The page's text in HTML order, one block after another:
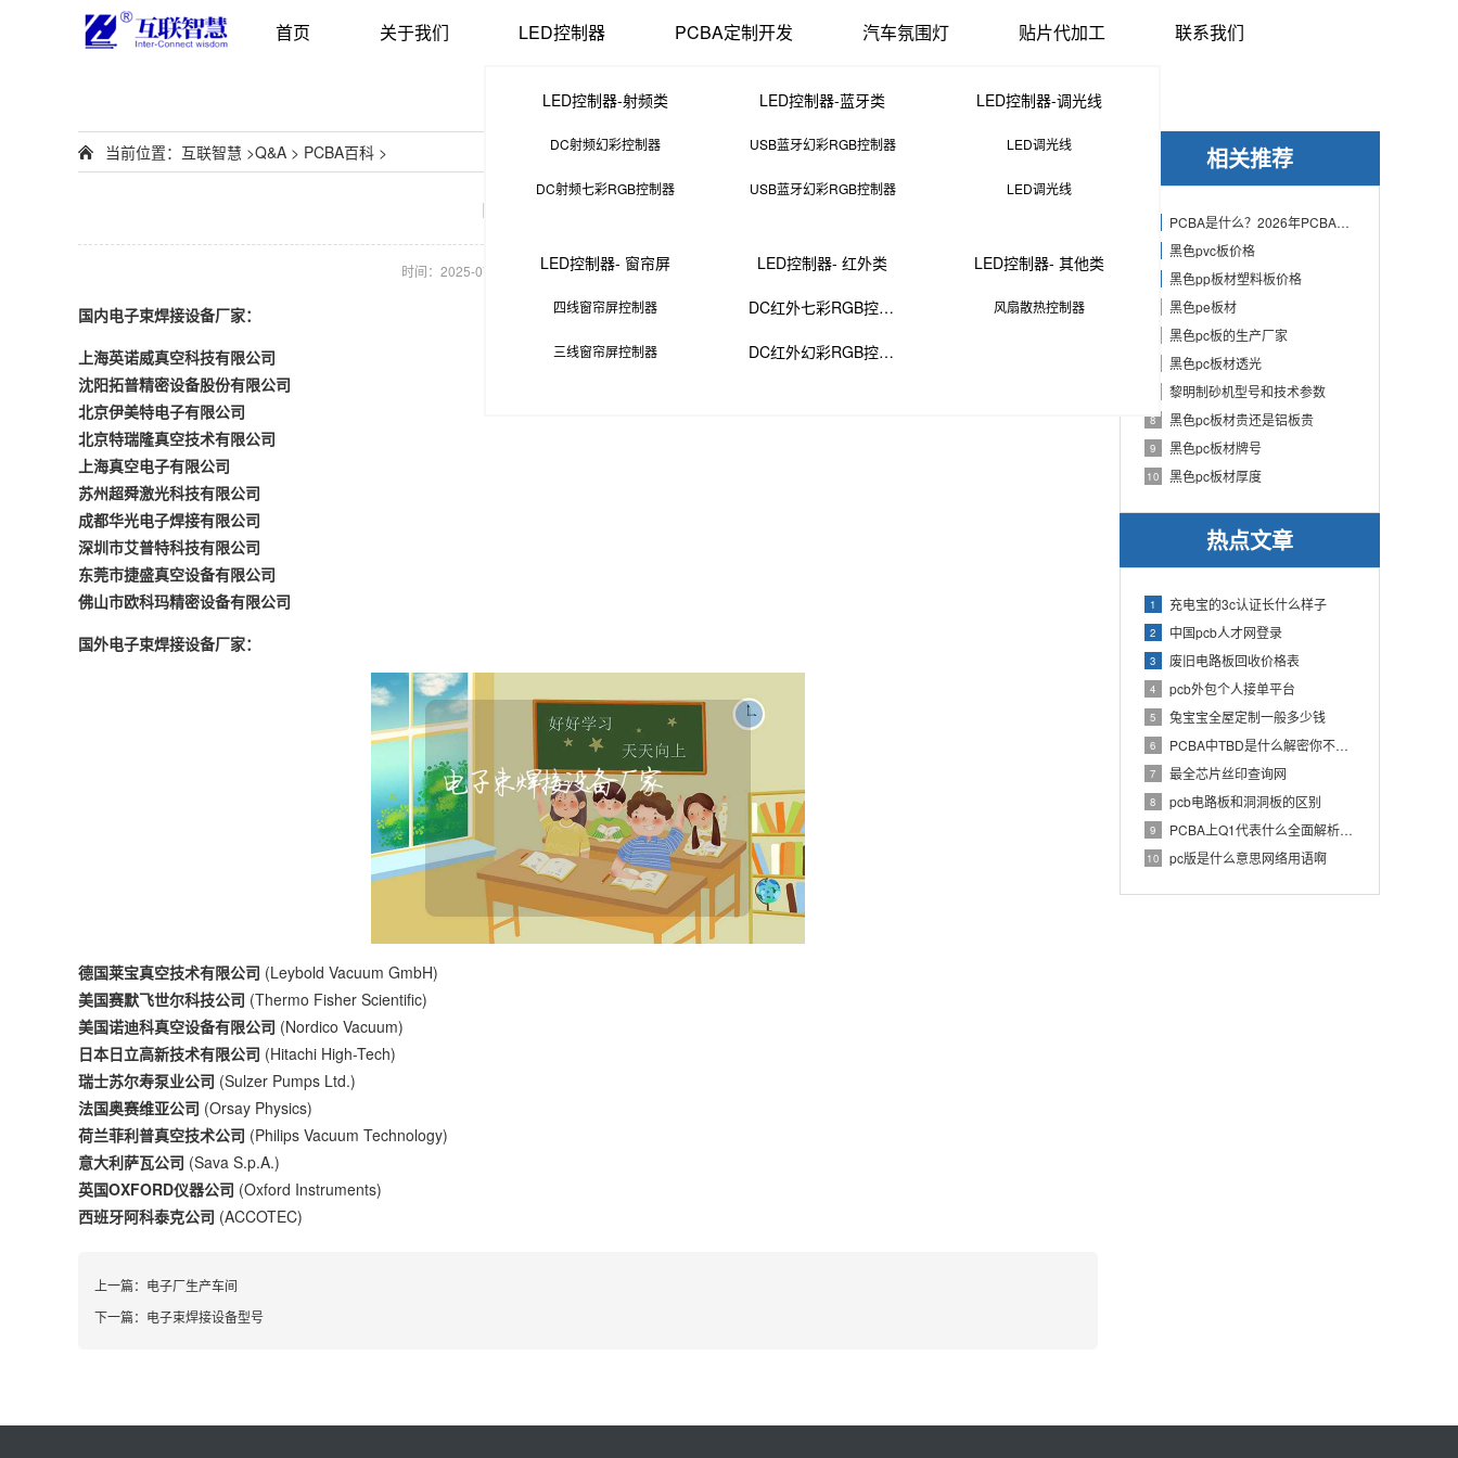
首页 关于我们 LED控制器
LED控制器-射频类
DC射频幻彩控制器
DC射频七彩RGB控制器
LED控制器-蓝牙类
USB蓝牙幻彩RGB控制器
USB蓝牙幻彩RGB控制器
LED控制器-调光线
LED调光线
LED调光线
LED控制器- 窗帘屏
四线窗帘屏控制器
三线窗帘屏控制器
LED控制器- 红外类
DC红外七彩RGB控制器
DC红外幻彩RGB控制器
LED控制器- 其他类
风扇散热控制器
PCBA定制开发 汽车氛围灯 贴片代加工 联系我们
相关推荐
PCBA是什么？2026年PCBA制造与代工指南：专业方案、流程与应用
黑色pvc板价格
黑色pp板材塑料板价格
黑色pe板材
黑色pc板的生产厂家
黑色pc板材透光
黎明制砂机型号和技术参数
8 黑色pc板材贵还是铝板贵
9 黑色pc板材牌号
10 黑色pc板材厚度
热点文章
1 充电宝的3c认证长什么样子
2 中国pcb人才网登录
3 废旧电路板回收价格表
4 pcb外包个人接单平台
5 兔宝宝全屋定制一般多少钱
6 PCBA中TBD是什么解密你不知道的电子行业术语
7 最全芯片丝印查询网
8 pcb电路板和洞洞板的区别
9 PCBA上Q1代表什么全面解析PCB电路板中Q1的作用
10 pc版是什么意思网络用语啊
当前位置： 互联智慧 >Q&A > PCBA百科 >
电子束焊接设备厂家
时间：2025-07-16 11:44:07 来源：PCBA 次
国内电子束焊接设备厂家：
上海英诺威真空科技有限公司
沈阳拓普精密设备股份有限公司
北京伊美特电子有限公司
北京特瑞隆真空技术有限公司
上海真空电子有限公司
苏州超舜激光科技有限公司
成都华光电子焊接有限公司
深圳市艾普特科技有限公司
东莞市捷盛真空设备有限公司
佛山市欧科玛精密设备有限公司
国外电子束焊接设备厂家：
德国莱宝真空技术有限公司 (Leybold Vacuum GmbH)
美国赛默飞世尔科技公司 (Thermo Fisher Scientific)
美国诺迪科真空设备有限公司 (Nordico Vacuum)
日本日立高新技术有限公司 (Hitachi High-Tech)
瑞士苏尔寿泵业公司 (Sulzer Pumps Ltd.)
法国奥赛维亚公司 (Orsay Physics)
荷兰菲利普真空技术公司 (Philips Vacuum Technology)
意大利萨瓦公司 (Sava S.p.A.)
英国OXFORD仪器公司 (Oxford Instruments)
西班牙阿科泰克公司 (ACCOTEC)
上一篇： 电子厂生产车间
下一篇： 电子束焊接设备型号